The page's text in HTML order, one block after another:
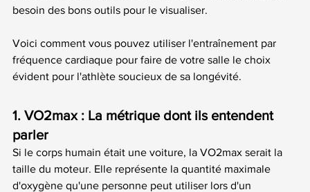
besoin des bons outils pour le visualiser.
Voici comment vous pouvez utiliser l'entraînement par
fréquence cardiaque pour faire de votre salle le choix
évident pour l'athlète soucieux de sa longévité.
1. VO2max : La métrique dont ils entendent
parler
Si le corps humain était une voiture, la VO2max serait la
taille du moteur. Elle représente la quantité maximale
d'oxygène qu'une personne peut utiliser lors d'un